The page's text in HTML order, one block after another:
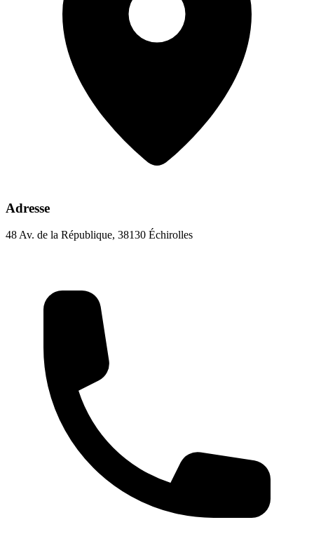
Adresse
48 Av. de la République, 38130 Échirolles